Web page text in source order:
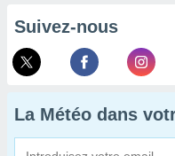
Suivez-nous
La Météo dans